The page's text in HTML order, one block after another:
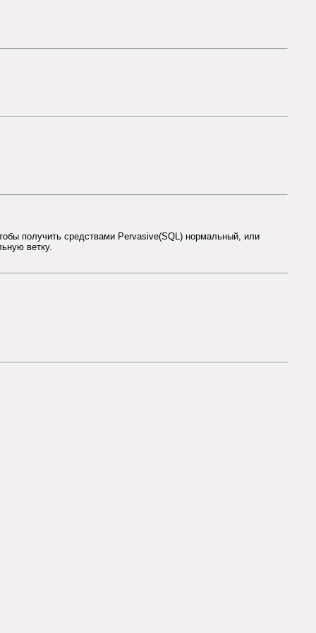
получить средствами Pervasive(SQL) нормальный, или
ветку.